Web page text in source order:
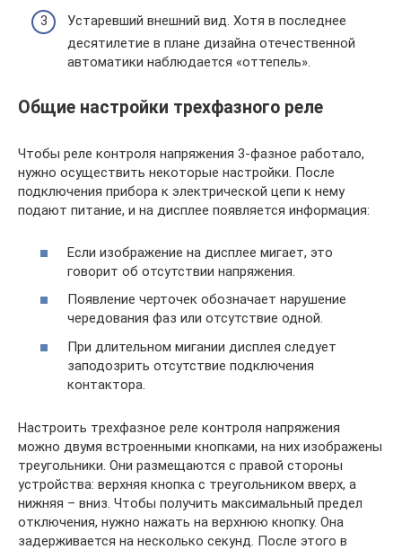
Устаревший внешний вид. Хотя в последнее
десятилетие в плане дизайна отечественной
автоматики наблюдается «оттепель».
Общие настройки трехфазного реле
Чтобы реле контроля напряжения 3-фазное работало,
нужно осуществить некоторые настройки. После
подключения прибора к электрической цепи к нему
подают питание, и на дисплее появляется информация:
Если изображение на дисплее мигает, это
говорит об отсутствии напряжения.
Появление черточек обозначает нарушение
чередования фаз или отсутствие одной.
При длительном мигании дисплея следует
заподозрить отсутствие подключения
контактора.
Настроить трехфазное реле контроля напряжения
можно двумя встроенными кнопками, на них изображены
треугольники. Они размещаются с правой стороны
устройства: верхняя кнопка с треугольником вверх, а
нижняя – вниз. Чтобы получить максимальный предел
отключения, нужно нажать на верхнюю кнопку. Она
задерживается на несколько секунд. После этого в